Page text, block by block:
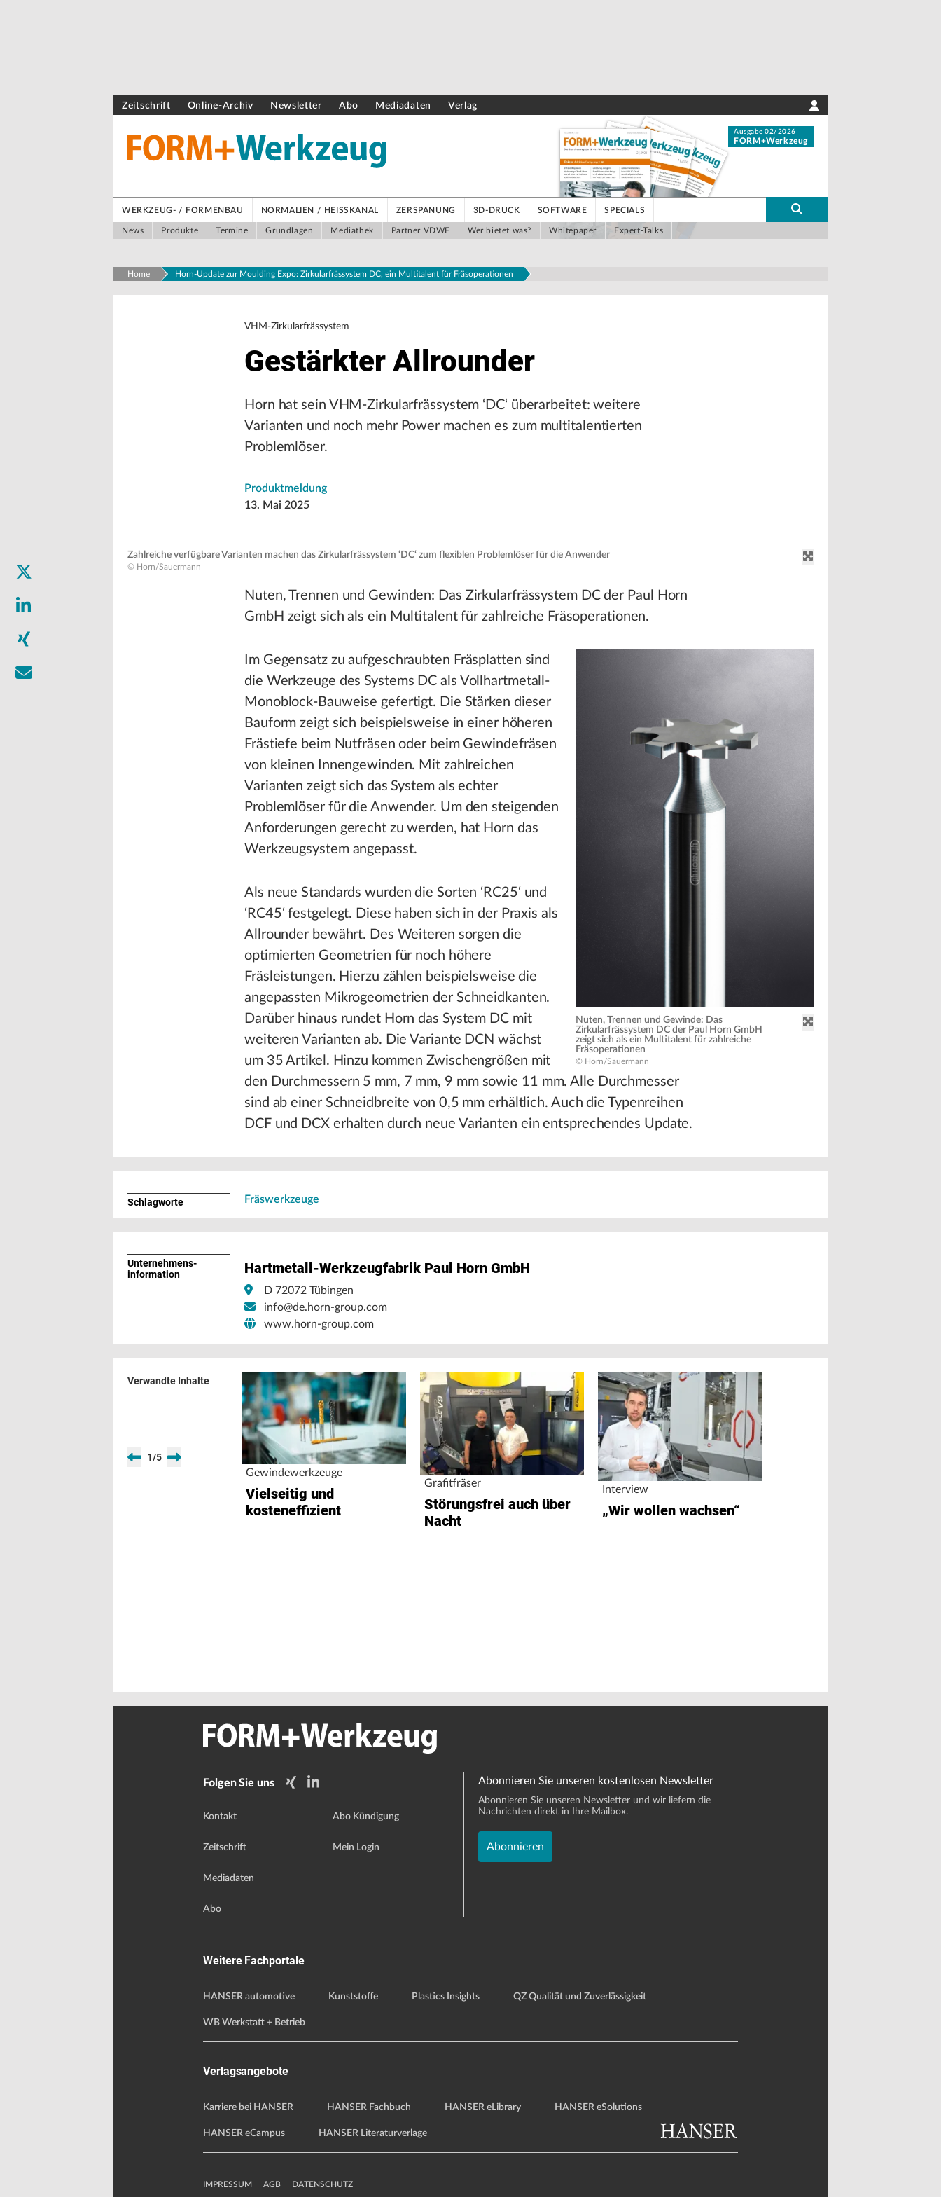
Zeitschrift Online-Archiv Newsletter Abo Mediadaten Verlag
Ausgabe 02/2026
FORM+Werkzeug
WERKZEUG- / FORMENBAU NORMALIEN / HEISSKANAL ZERSPANUNG 3D-DRUCK SOFTWARE SPECIALS
News Produkte Termine Grundlagen Mediathek Partner VDWF Wer bietet was? Whitepaper Expert-Talks
Home Horn-Update zur Moulding Expo: Zirkularfrässystem DC, ein Multitalent für Fräsoperationen
VHM-Zirkularfrässystem
Gestärkter Allrounder
Horn hat sein VHM-Zirkularfrässystem ‘DC‘ überarbeitet: weitere
Varianten und noch mehr Power machen es zum multitalentierten
Problemlöser.
Produktmeldung
13. Mai 2025
Zahlreiche verfügbare Varianten machen das Zirkularfrässystem ‘DC‘ zum flexiblen Problemlöser für die Anwender
© Horn/Sauermann
Nuten, Trennen und Gewinden: Das Zirkularfrässystem DC der Paul Horn
GmbH zeigt sich als ein Multitalent für zahlreiche Fräsoperationen.
Nuten, Trennen und Gewinde: Das
Zirkularfrässystem DC der Paul Horn GmbH
zeigt sich als ein Multitalent für zahlreiche
Fräsoperationen
© Horn/Sauermann
Im Gegensatz zu aufgeschraubten Fräsplatten sind
die Werkzeuge des Systems DC als Vollhartmetall-
Monoblock-Bauweise gefertigt. Die Stärken dieser
Bauform zeigt sich beispielsweise in einer höheren
Frästiefe beim Nutfräsen oder beim Gewindefräsen
von kleinen Innengewinden. Mit zahlreichen
Varianten zeigt sich das System als echter
Problemlöser für die Anwender. Um den steigenden
Anforderungen gerecht zu werden, hat Horn das
Werkzeugsystem angepasst.
Als neue Standards wurden die Sorten ‘RC25‘ und
‘RC45‘ festgelegt. Diese haben sich in der Praxis als
Allrounder bewährt. Des Weiteren sorgen die
optimierten Geometrien für noch höhere
Fräsleistungen. Hierzu zählen beispielsweise die
angepassten Mikrogeometrien der Schneidkanten.
Darüber hinaus rundet Horn das System DC mit
weiteren Varianten ab. Die Variante DCN wächst
um 35 Artikel. Hinzu kommen Zwischengrößen mit
den Durchmessern 5 mm, 7 mm, 9 mm sowie 11 mm. Alle Durchmesser
sind ab einer Schneidbreite von 0,5 mm erhältlich. Auch die Typenreihen
DCF und DCX erhalten durch neue Varianten ein entsprechendes Update.
Schlagworte Fräswerkzeuge
Unternehmens­
information
Hartmetall-Werkzeugfabrik Paul Horn GmbH
D 72072 Tübingen
info@de.horn-group.com
www.horn-group.com
Verwandte Inhalte
1/5
Gewindewerkzeuge
Vielseitig und
kosteneffizient
Grafitfräser
Störungsfrei auch über
Nacht
Interview
„Wir wollen wachsen“
Folgen Sie uns
Kontakt
Zeitschrift
Mediadaten
Abo
Abo Kündigung
Mein Login
Abonnieren Sie unseren kostenlosen Newsletter
Abonnieren Sie unseren Newsletter und wir liefern die
Nachrichten direkt in Ihre Mailbox.
Abonnieren
Weitere Fachportale
HANSER automotive Kunststoffe Plastics Insights QZ Qualität und Zuverlässigkeit
WB Werkstatt + Betrieb
Verlagsangebote
Karriere bei HANSER HANSER Fachbuch HANSER eLibrary HANSER eSolutions
HANSER eCampus HANSER Literaturverlage
IMPRESSUM AGB DATENSCHUTZ